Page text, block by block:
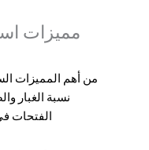
مميزات
من أهم المميزات
نسبة الغبار
الفتحات